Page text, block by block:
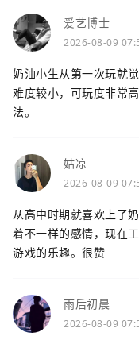
爱艺博士
2026-08-09
奶油小生从第一次玩就
难度较小，可玩度非常
法。
姑凉
2026-08-09
从高中时期就喜欢上了
着不一样的感情，现在
游戏的乐趣。很赞
雨后初晨
2026-08-09